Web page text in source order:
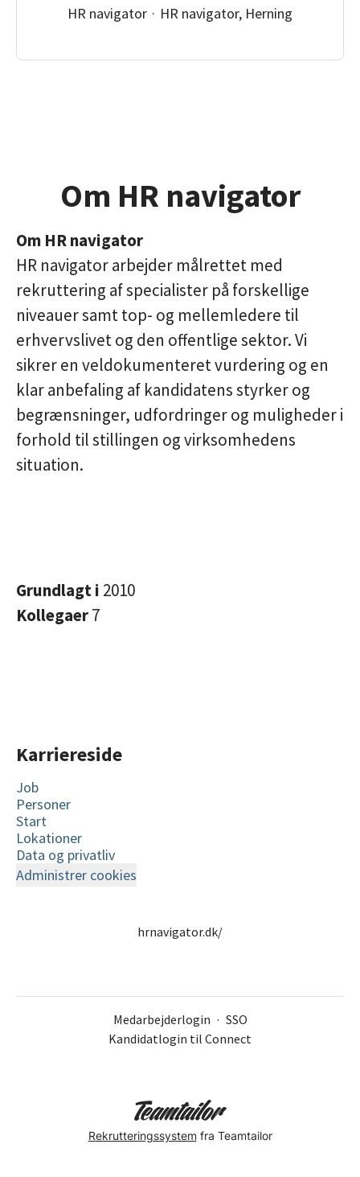
HR navigator · HR navigator, Herning
Om HR navigator
Om HR navigator
HR navigator arbejder målrettet med
rekruttering af specialister på forskellige
niveauer samt top- og mellemledere til
erhvervslivet og den offentlige sektor. Vi
sikrer en veldokumenteret vurdering og en
klar anbefaling af kandidatens styrker og
begrænsninger, udfordringer og muligheder i
forhold til stillingen og virksomhedens
situation.
Grundlagt i 2010
Kollegaer7
Karriereside
Job
Personer
Start
Lokationer
Data og privatliv
Administrer cookies
hrnavigator.dk/
Medarbejderlogin · SSO
Kandidatlogin til Connect
Rekrutteringssystem fra Teamtailor